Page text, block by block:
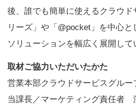
後、誰でも簡単に使えるクラウド
リーズ」や「@pocket」を中心と
ソリューションを幅広く展開して
取材ご協力いただいたかた
営業本部クラウドサービスグルー
当課長／マーケティング責任者